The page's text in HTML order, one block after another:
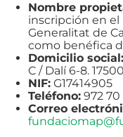
Nombre
inscripción en el
Generalitat de
como benéfica
Domicilio social:
C / Dalí 6-8.
NIF: G17414905
Teléfono: 972 70
Correo